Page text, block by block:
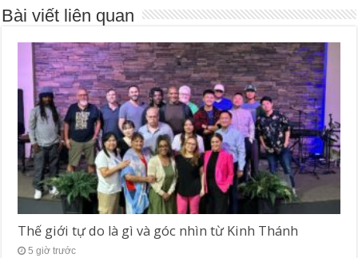
Bài viết liên quan
Thế giới tự do là gì và góc nhìn từ Kinh Thánh
5 giờ trước